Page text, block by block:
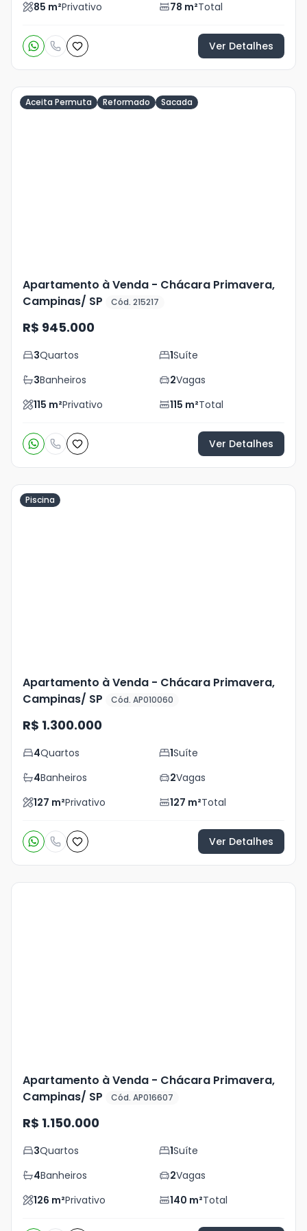
85 m²Privativo 78 m²Total
Ver Detalhes
Aceita Permuta Reformado Sacada
Apartamento à Venda - Chácara Primavera,
Campinas/ SP
Cód. 215217
R$ 945.000
3Quartos 1Suíte
3Banheiros 2Vagas
115 m²Privativo 115 m²Total
Ver Detalhes
Piscina
Apartamento à Venda - Chácara Primavera,
Campinas/ SP
Cód. AP010060
R$ 1.300.000
4Quartos 1Suíte
4Banheiros 2Vagas
127 m²Privativo 127 m²Total
Ver Detalhes
Apartamento à Venda - Chácara Primavera,
Campinas/ SP
Cód. AP016607
R$ 1.150.000
3Quartos 1Suíte
4Banheiros 2Vagas
126 m²Privativo 140 m²Total